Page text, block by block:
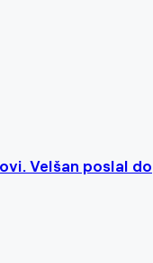
Velšan poslal do